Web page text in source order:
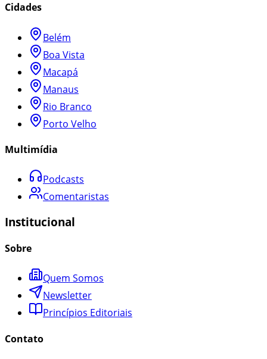
Cidades
Belém
Boa Vista
Macapá
Manaus
Rio Branco
Porto Velho
Multimídia
Podcasts
Comentaristas
Institucional
Sobre
Quem Somos
Newsletter
Princípios Editoriais
Contato